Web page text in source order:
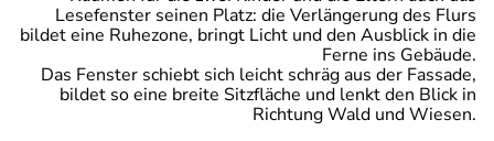
Lesefenster seinen Platz: die Verlängerung des Flurs
bildet eine Ruhezone, bringt Licht und den Ausblick in die
Ferne ins Gebäude.
Das Fenster schiebt sich leicht schräg aus der Fassade,
bildet so eine breite Sitzfläche und lenkt den Blick in
Richtung Wald und Wiesen.